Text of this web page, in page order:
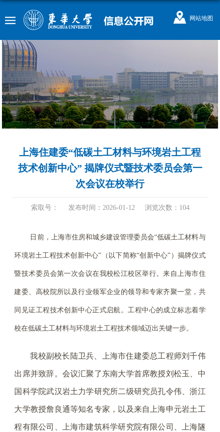
网站地图
上海住建委“低碳土工材料与环境岩土工程
技术创新中心” 揭牌仪式暨技术委员会第一
次会议在校举行
索取号： 发布时间：2026-01-12 浏览次数： 104
日前，上海市住房和城乡建设管理委员会“低碳土工材料与
环境岩土工程技术创新中心”（以下简称“创新中心”）揭牌仪式
暨技术委员会第一次会议在我校松江校区举行。来自上海市住
建委、高校院所以及行业领军企业的领导和专家齐聚一堂，共
同见证工程技术创新中心正式启航。工程中心的成立标志着学
校在低碳土工材料与环境岩土工程技术领域迈出关键一步。
我校副校长陆卫兵、上海市住建委总工程师刘千伟
出席并致辞。会议汇聚了东南大学首席教授刘松玉、中
国科学院武汉岩土力学研究所二级研究员孔令伟、浙江
大学教授詹良通等知名专家，以及来自上海申元岩土工
程有限公司、上海市建筑科学研究院有限公司、上海隧